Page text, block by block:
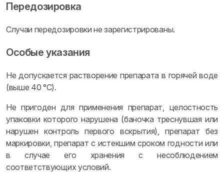
Передозировка
Случаи передозировки не зарегистрированы.
Особые указания
Не допускается растворение препарата в горячей воде
(выше 40 °C).
Не пригоден для применения препарат, целостность
упаковки которого нарушена (баночка треснувшая или
нарушен контроль первого вскрытия), препарат без
маркировки, препарат с истекшим сроком годности или
в случае его хранения с несоблюдением
соответствующих условий.